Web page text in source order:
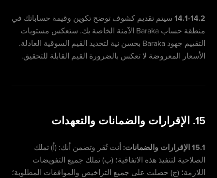
14.1-14.2 سيتم تقديم كشوف توضح تكوين وقيمة حساباتك في
منطقة حساب Baraka الآمنة الخاصة بك. ستعكس مستويات
التقييم جهود Baraka بحسن نية لتحديد القيم السوقية العادلة.
الأسعار المعروضة لا تعكس بالضرورة القيم القابلة للتحقيق.
15. الإقرارات والضمانات والتعهدات
15.1 الإقرارات والضمانات:
أنت تُقر وتضمن أنك: (أ) تملك
الصلاحية لتنفيذ هذه الاتفاقية؛ (ب) تملك جميع التفويضات
اللازمة؛ (ج) حصلت على جميع التراخيص والموافقات المطلوبة؛